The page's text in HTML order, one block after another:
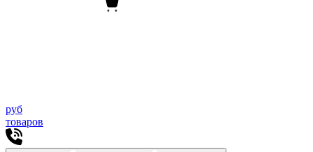
руб
товаров